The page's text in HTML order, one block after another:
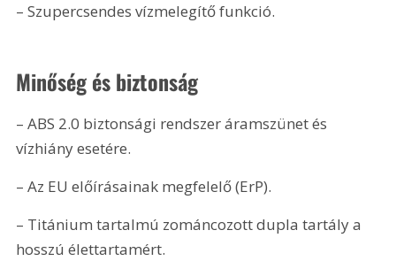
– Szupercsendes vízmelegítő funkció.
Minőség és biztonság
– ABS 2.0 biztonsági rendszer áramszünet és
vízhiány esetére.
– Az EU előírásainak megfelelő (ErP).
– Titánium tartalmú zománcozott dupla tartály a
hosszú élettartamért.